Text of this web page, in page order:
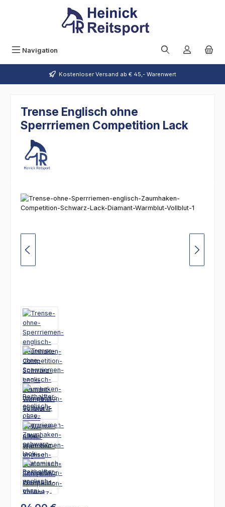
Zum Hauptinhalt springen
Navigation
Kostenloser Versand ab € 45,- Warenwert
Trense Englisch ohne
Sperrriemen Competition Lack
Bildergalerie überspringen